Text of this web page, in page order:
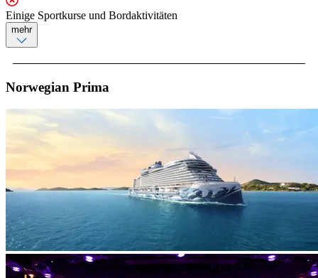
Einige Sportkurse und Bordaktivitäten
mehr
Norwegian Prima